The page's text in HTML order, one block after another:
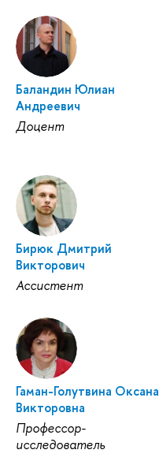
Баландин Юлиан
Андреевич
Доцент
Бирюк Дмитрий
Викторович
Ассистент
Гаман-Голутвина Оксана
Викторовна
Профессор-
исследователь